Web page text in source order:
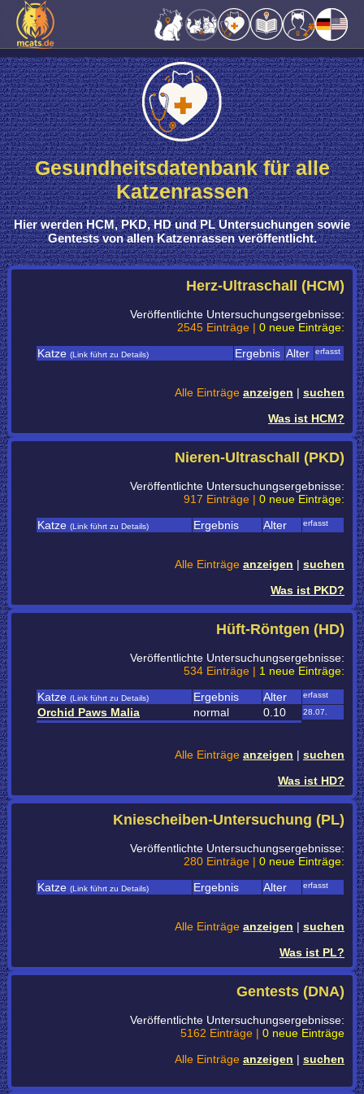
Gesundheitsdatenbank für alle
Katzenrassen
Hier werdenHCM, PKD, HD und PL Untersuchungen sowie
Gentestsvonallen Katzenrassenveröffentlicht.
Herz-Ultraschall (HCM)
Veröffentlichte Untersuchungsergebnisse:
2545 Einträge | 0 neue Einträge:
Katze (Link führt zu Details) Ergebnis Alter erfasst
Alle Einträge anzeigen | suchen
Was ist HCM?
Nieren-Ultraschall (PKD)
Veröffentlichte Untersuchungsergebnisse:
917 Einträge | 0 neue Einträge:
Katze (Link führt zu Details) Ergebnis Alter erfasst
Alle Einträge anzeigen | suchen
Was ist PKD?
Hüft-Röntgen (HD)
Veröffentlichte Untersuchungsergebnisse:
534 Einträge | 1 neue Einträge:
Katze (Link führt zu Details) Ergebnis Alter erfasst
Orchid Paws Malia normal 0.10 28.07.
Alle Einträge anzeigen | suchen
Was ist HD?
Kniescheiben-Untersuchung (PL)
Veröffentlichte Untersuchungsergebnisse:
280 Einträge | 0 neue Einträge:
Katze (Link führt zu Details) Ergebnis Alter erfasst
Alle Einträge anzeigen | suchen
Was ist PL?
Gentests (DNA)
Veröffentlichte Untersuchungsergebnisse:
5162 Einträge | 0 neue Einträge
Alle Einträge anzeigen | suchen